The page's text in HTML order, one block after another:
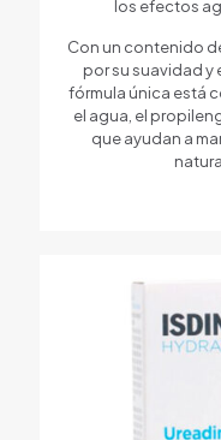
los efectos
Con un contenido
por su suavidad y
fórmula única está
el agua, el
que ayudan a